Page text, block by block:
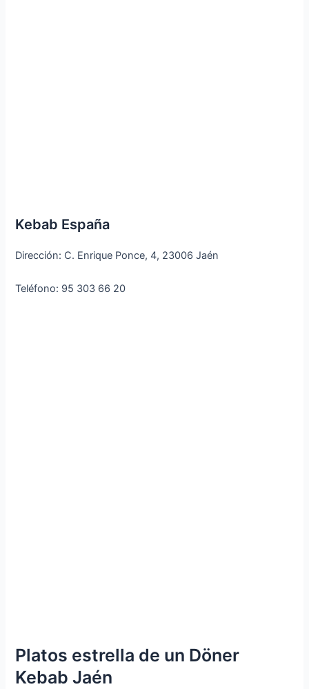
Kebab España
Dirección: C. Enrique Ponce, 4, 23006 Jaén
Teléfono: 95 303 66 20
Platos estrella de un Döner
Kebab Jaén